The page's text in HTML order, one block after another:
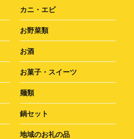
カニ・エビ
お野菜類
お酒
お菓子・スイーツ
麺類
鍋セット
地域のお礼の品